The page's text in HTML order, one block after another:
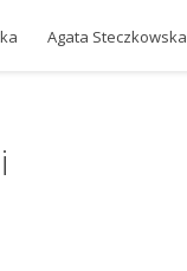
Agata Steczkowska